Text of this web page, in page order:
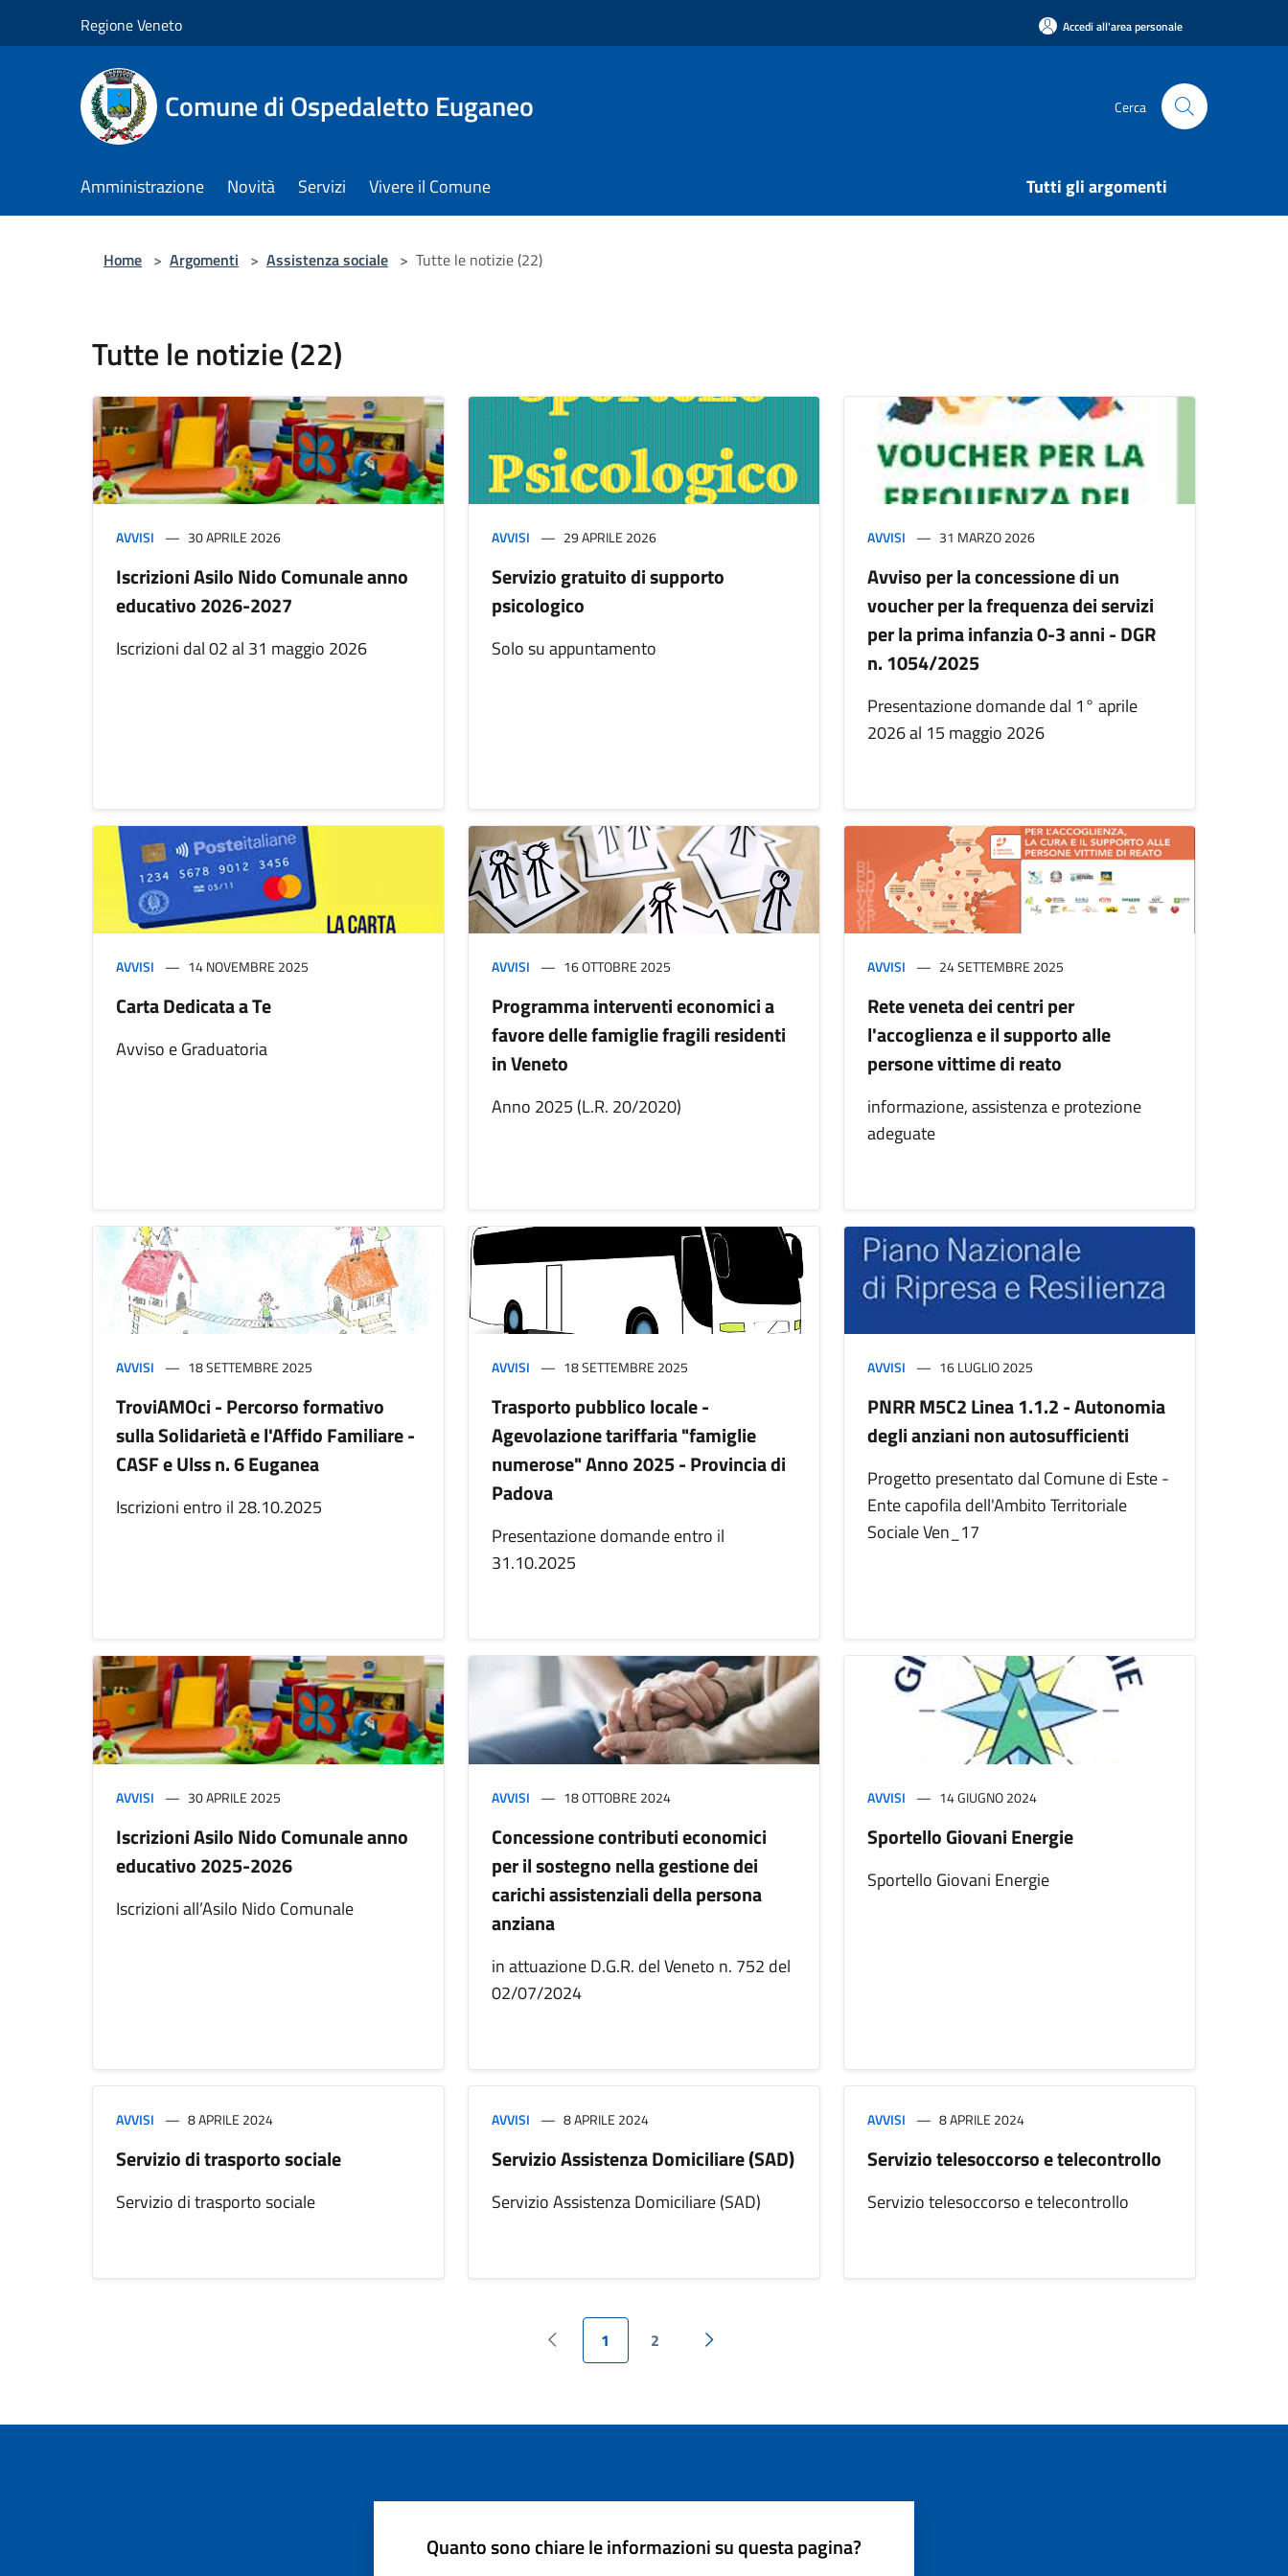
Regione Veneto Accedi all'area personale
Comune di Ospedaletto Euganeo Cerca
Amministrazione Novità Servizi Vivere il Comune Tutti gli argomenti
Home > Argomenti > Assistenza sociale > Tutte le notizie (22)
Tutte le notizie (22)
AVVISI 30 APRILE 2026
Iscrizioni Asilo Nido Comunale anno
educativo 2026-2027
Iscrizioni dal 02 al 31 maggio 2026
AVVISI 29 APRILE 2026
Servizio gratuito di supporto
psicologico
Solo su appuntamento
AVVISI 31 MARZO 2026
Avviso per la concessione di un
voucher per la frequenza dei servizi
per la prima infanzia 0-3 anni - DGR
n. 1054/2025
Presentazione domande dal 1° aprile
2026 al 15 maggio 2026
AVVISI 14 NOVEMBRE 2025
Carta Dedicata a Te
Avviso e Graduatoria
AVVISI 16 OTTOBRE 2025
Programma interventi economici a
favore delle famiglie fragili residenti
in Veneto
Anno 2025 (L.R. 20/2020)
AVVISI 24 SETTEMBRE 2025
Rete veneta dei centri per
l'accoglienza e il supporto alle
persone vittime di reato
informazione, assistenza e protezione
adeguate
AVVISI 18 SETTEMBRE 2025
TroviAMOci - Percorso formativo
sulla Solidarietà e l'Affido Familiare -
CASF e Ulss n. 6 Euganea
Iscrizioni entro il 28.10.2025
AVVISI 18 SETTEMBRE 2025
Trasporto pubblico locale -
Agevolazione tariffaria "famiglie
numerose" Anno 2025 - Provincia di
Padova
Presentazione domande entro il
31.10.2025
AVVISI 16 LUGLIO 2025
PNRR M5C2 Linea 1.1.2 - Autonomia
degli anziani non autosufficienti
Progetto presentato dal Comune di Este -
Ente capofila dell'Ambito Territoriale
Sociale Ven_17
AVVISI 30 APRILE 2025
Iscrizioni Asilo Nido Comunale anno
educativo 2025-2026
Iscrizioni all’Asilo Nido Comunale
AVVISI 18 OTTOBRE 2024
Concessione contributi economici
per il sostegno nella gestione dei
carichi assistenziali della persona
anziana
in attuazione D.G.R. del Veneto n. 752 del
02/07/2024
AVVISI 14 GIUGNO 2024
Sportello Giovani Energie
Sportello Giovani Energie
AVVISI 8 APRILE 2024
Servizio di trasporto sociale
Servizio di trasporto sociale
AVVISI 8 APRILE 2024
Servizio Assistenza Domiciliare (SAD)
Servizio Assistenza Domiciliare (SAD)
AVVISI 8 APRILE 2024
Servizio telesoccorso e telecontrollo
Servizio telesoccorso e telecontrollo
Pagina precedente
1 2
Pagina successiva
Quanto sono chiare le informazioni su questa pagina?